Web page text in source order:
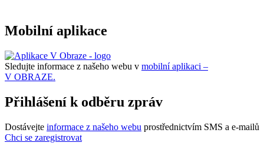
Mobilní aplikace
Sledujte informace z našeho webu v mobilní aplikaci –
V OBRAZE.
Přihlášení k odběru zpráv
Dostávejte informace z našeho webu prostřednictvím SMS a e-mailů
Chci se zaregistrovat